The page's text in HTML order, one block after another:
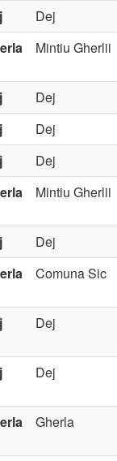
Dej
Mintiu Gherlii
Dej
Dej
Dej
Mintiu Gherlii
Dej
Comuna Sic
Dej
Dej
Gherla